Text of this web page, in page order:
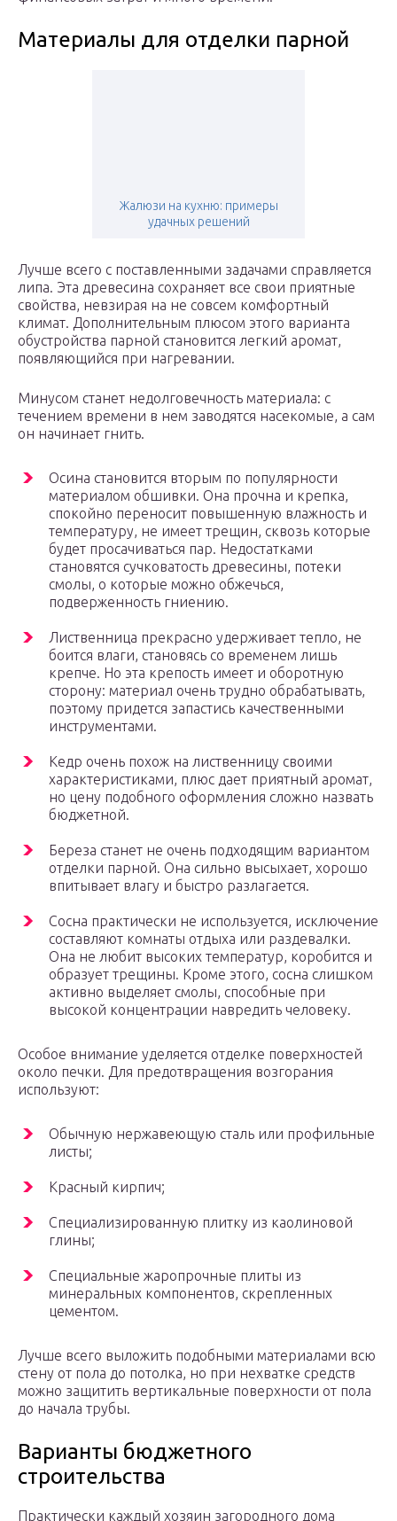
Материалы для отделки парной
Жалюзи на кухню: примеры
удачных решений
Лучше всего с поставленными задачами справляется
липа. Эта древесина сохраняет все свои приятные
свойства, невзирая на не совсем комфортный
климат. Дополнительным плюсом этого варианта
обустройства парной становится легкий аромат,
появляющийся при нагревании.
Минусом станет недолговечность материала: с
течением времени в нем заводятся насекомые, а сам
он начинает гнить.
Осина становится вторым по популярности
материалом обшивки. Она прочна и крепка,
спокойно переносит повышенную влажность и
температуру, не имеет трещин, сквозь которые
будет просачиваться пар. Недостатками
становятся сучковатость древесины, потеки
смолы, о которые можно обжечься,
подверженность гниению.
Лиственница прекрасно удерживает тепло, не
боится влаги, становясь со временем лишь
крепче. Но эта крепость имеет и оборотную
сторону: материал очень трудно обрабатывать,
поэтому придется запастись качественными
инструментами.
Кедр очень похож на лиственницу своими
характеристиками, плюс дает приятный аромат,
но цену подобного оформления сложно назвать
бюджетной.
Береза станет не очень подходящим вариантом
отделки парной. Она сильно высыхает, хорошо
впитывает влагу и быстро разлагается.
Сосна практически не используется, исключение
составляют комнаты отдыха или раздевалки.
Она не любит высоких температур, коробится и
образует трещины. Кроме этого, сосна слишком
активно выделяет смолы, способные при
высокой концентрации навредить человеку.
Особое внимание уделяется отделке поверхностей
около печки. Для предотвращения возгорания
используют:
Обычную нержавеющую сталь или профильные
листы;
Красный кирпич;
Специализированную плитку из каолиновой
глины;
Специальные жаропрочные плиты из
минеральных компонентов, скрепленных
цементом.
Лучше всего выложить подобными материалами всю
стену от пола до потолка, но при нехватке средств
можно защитить вертикальные поверхности от пола
до начала трубы.
Варианты бюджетного
строительства
Практически каждый хозяин загородного дома